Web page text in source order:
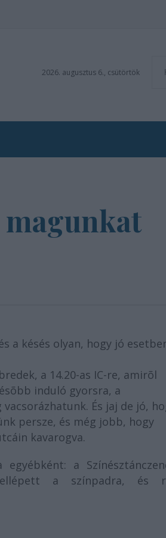
2026. augusztus 6., csütörtök
a késés olyan, hogy jó
a 14.20-as IC-re, amirõl
induló gyorsra, a
És jaj de jó,
persze, és még jobb, hogy
kavarogva.
a
a színpadra, és